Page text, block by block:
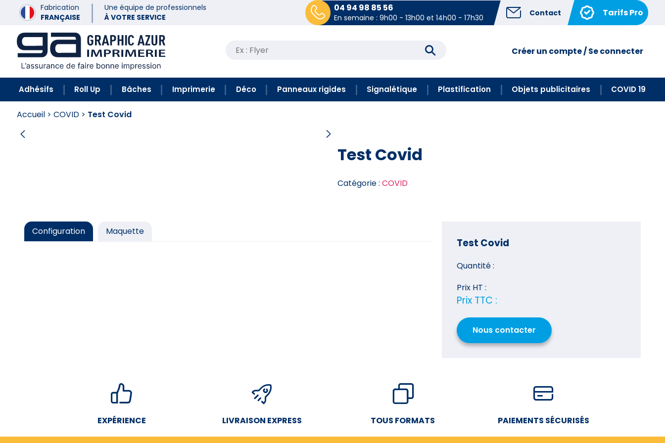
Fabrication
FRANÇAISE
Une équipe de professionnels
À VOTRE SERVICE
04 94 98 85 56
En semaine : 9h00 - 13h00 et 14h00 - 17h30 Contact Tarifs Pro
Recherche
Créer un compte / Se connecter
Adhésifs Roll Up Bâches Imprimerie Déco Panneaux rigides Signalétique Plastification Objets publicitaires COVID 19
Accueil> COVID> Test Covid
Test Covid
Catégorie : COVID
Configuration Maquette
Test Covid
Quantité :
Prix HT :
Prix TTC :
Nous contacter
EXPÉRIENCE LIVRAISON EXPRESS TOUS FORMATS PAIEMENTS SÉCURISÉS